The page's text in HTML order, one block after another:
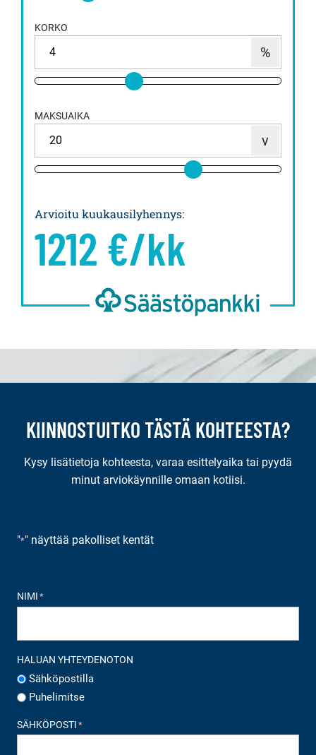
KORKO
MAKSUAIKA
Arvioitu kuukausilyhennys:
1212 €/kk
KIINNOSTUITKO TÄSTÄ KOHTEESTA?
Kysy lisätietoja kohteesta, varaa esittelyaika tai pyydä
minut arviokäynnille omaan kotiisi.
"*" näyttää pakolliset kentät
NIMI *
HALUAN YHTEYDENOTON
Sähköpostilla
Puhelimitse
SÄHKÖPOSTI *